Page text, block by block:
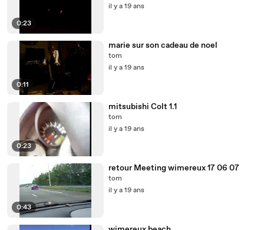
0:23
il y a 19 ans
0:11
marie sur son cadeau de noel
tom
il y a 19 ans
0:23
mitsubishi Colt 1.1
tom
il y a 19 ans
0:43
retour Meeting wimereux 17 06 07
tom
il y a 19 ans